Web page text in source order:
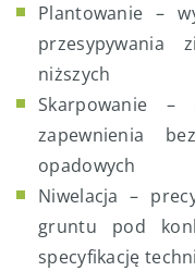
Plantowanie –
niższych
Skarpowanie
zapewnienia
opadowych
Niwelacja –
gruntu pod
specyfikację